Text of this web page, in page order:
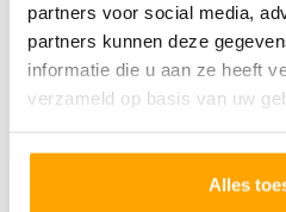
partners voor social media,
partners kunnen deze
informatie die u aan ze heeft
verzameld op basis van uw
Alles
grote keuken, een
of een slaapkamer met
totaal vier slaapkamers
familie.
KENMERKEN WONING